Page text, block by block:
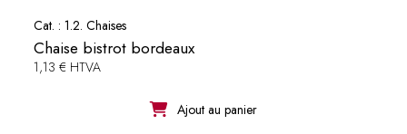
Cat. : 1.2. Chaises
Chaise bistrot bordeaux
1,13 € HTVA
Ajout au panier